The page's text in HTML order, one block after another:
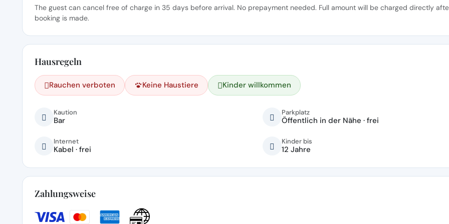
The guest can cancel free of charge in 35 days before arrival. No prepayment needed. Full amount will be charged directly
booking is made.
Hausregeln
Rauchen verboten Keine Haustiere Kinder willkommen
Kaution
Bar
Parkplatz
Öffentlich in der Nähe · frei
Internet
Kabel · frei
Kinder bis
12 Jahre
Zahlungsweise